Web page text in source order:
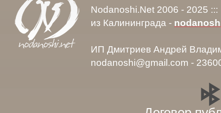
Nodanoshi.Net 2006 - 2025
из Калининграда -
ИП Дмитриев Андрей
nodanoshi@gmail.com -